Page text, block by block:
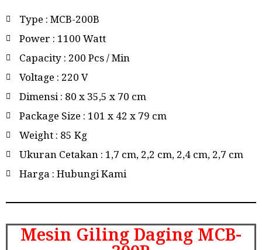
Type : MCB-200B
Power : 1100 Watt
Capacity : 200 Pcs / Min
Voltage : 220 V
Dimensi : 80 x 35,5 x 70 cm
Package Size : 101 x 42 x 79 cm
Weight : 85 Kg
Ukuran Cetakan : 1,7 cm, 2,2 cm, 2,4 cm, 2,7 cm
Harga : Hubungi Kami
Mesin Giling Daging MCB-